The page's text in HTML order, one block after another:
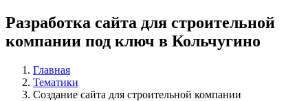
Разработка сайта для строительной
компании под ключ в Кольчугино
Главная
Тематики
Cоздание сайта для строительной компании